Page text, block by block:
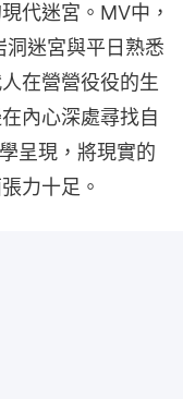
代迷宮。MV中，
迷宮與平日熟悉
在營營役役的生
內心深處尋找自
呈現，將現實的
力十足。